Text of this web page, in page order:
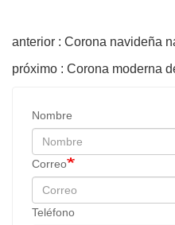
anterior : Corona navideña
próximo : Corona moderna
Nombre
Correo
Teléfono